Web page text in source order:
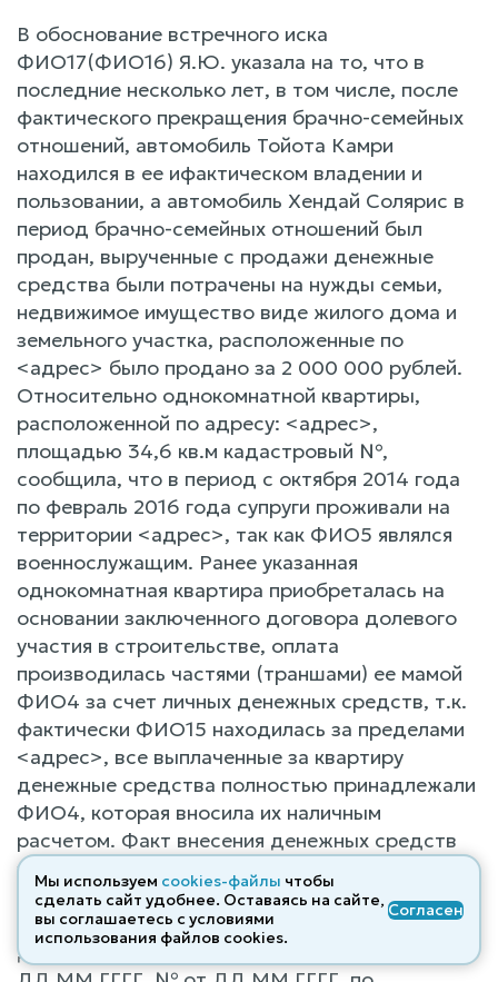
В обоснование встречного иска
ФИО17(ФИО16) Я.Ю. указала на то, что в
последние несколько лет, в том числе, после
фактического прекращения брачно-семейных
отношений, автомобиль Тойота Камри
находился в ее ифактическом владении и
пользовании, а автомобиль Хендай Солярис в
период брачно-семейных отношений был
продан, вырученные с продажи денежные
средства были потрачены на нужды семьи,
недвижимое имущество виде жилого дома и
земельного участка, расположенные по
<адрес> было продано за 2 000 000 рублей.
Относительно однокомнатной квартиры,
расположенной по адресу: <адрес>,
площадью 34,6 кв.м кадастровый №,
сообщила, что в период с октября 2014 года
по февраль 2016 года супруги проживали на
территории <адрес>, так как ФИО5 являлся
военнослужащим. Ранее указанная
однокомнатная квартира приобреталась на
основании заключенного договора долевого
участия в строительстве, оплата
производилась частями (траншами) ее мамой
ФИО4 за счет личных денежных средств, т.к.
фактически ФИО15 находилась за пределами
<адрес>, все выплаченные за квартиру
денежные средства полностью принадлежали
ФИО4, которая вносила их наличным
расчетом. Факт внесения денежных средств
за квартиру ФИО4 подтверждается
платежными документами: квитанциями к
приходным кассовым ордерам № от
ДД.ММ.ГГГГ, № от ДД.ММ.ГГГГ, № от
Мы используем cookies-файлы чтобы
сделать сайт удобнее. Оставаясь на сайте,
вы соглашаетесь с условиями
использования файлов cооkies.
Согласен